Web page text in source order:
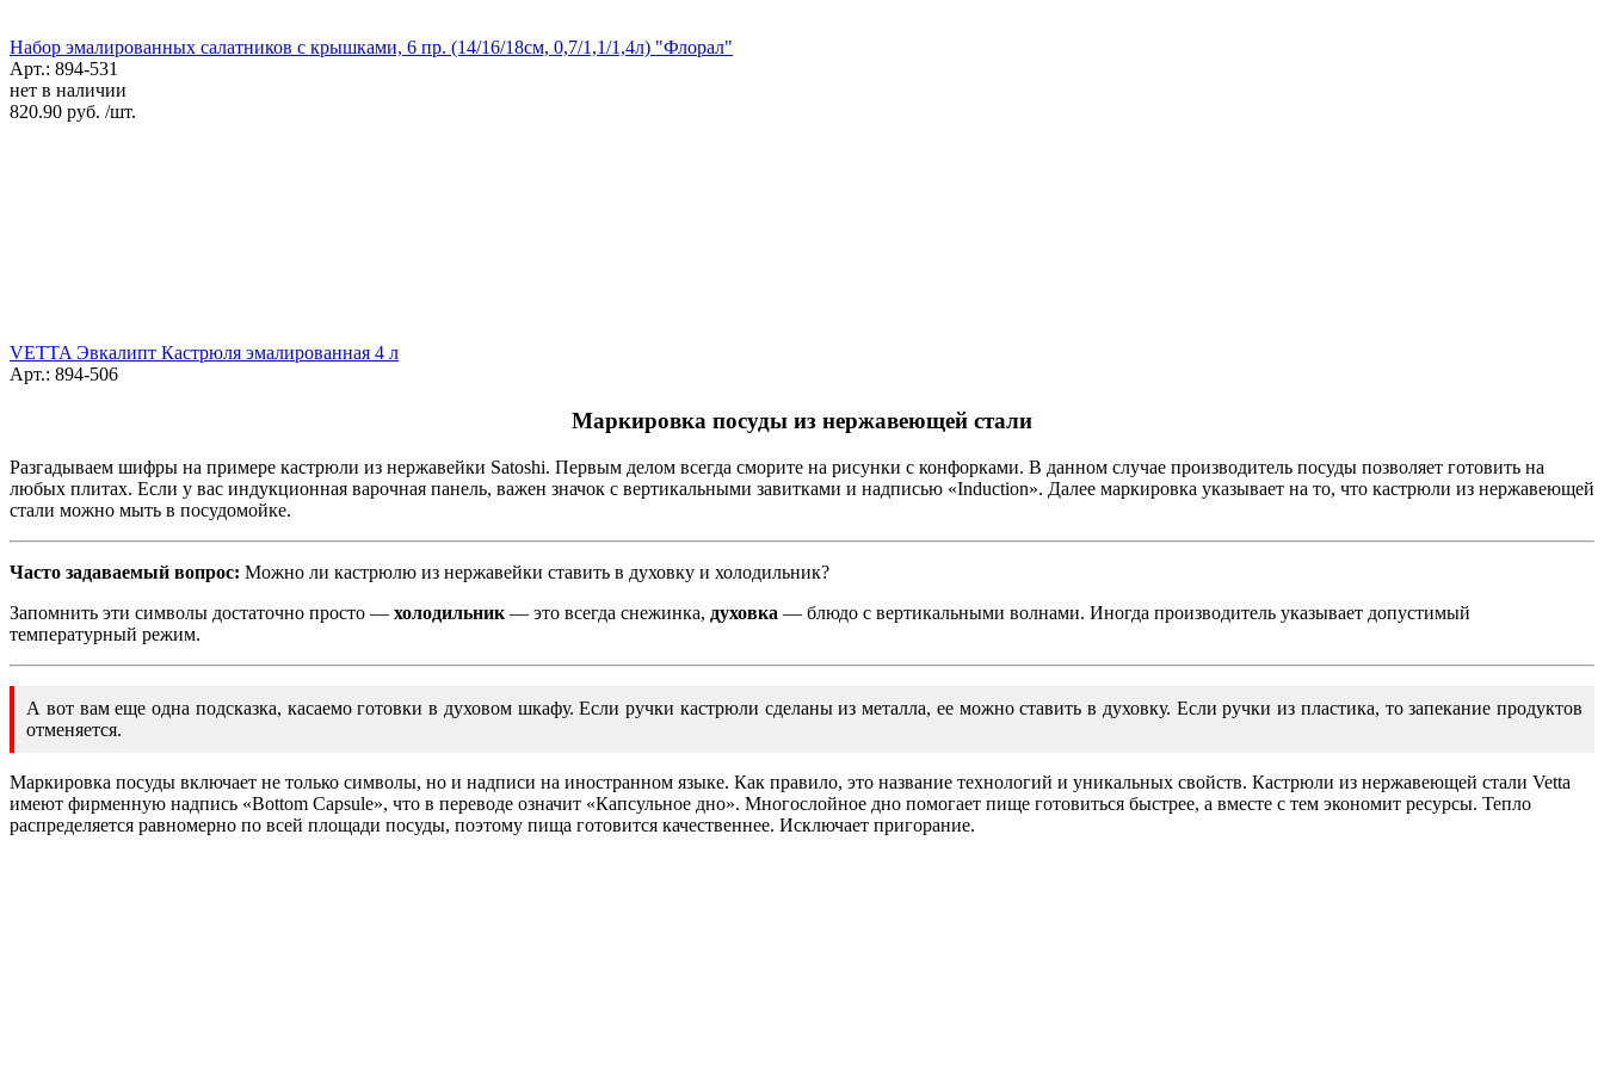
Набор эмалированных салатников с крышками, 6 пр. (14/16/18см, 0,7/1,1/1,4л) "Флорал"
Арт.: 894-531
нет в наличии
820.90 руб. /шт.
VETTA Эвкалипт Кастрюля эмалированная 4 л
Арт.: 894-506
Маркировка посуды из нержавеющей стали
Разгадываем шифры на примере кастрюли из нержавейки Satoshi. Первым делом всегда сморите на рисунки с конфорками. В данном случае производитель посуды позволяет готовить на
любых плитах. Если у вас индукционная варочная панель, важен значок с вертикальными завитками и надписью «Induction». Далее маркировка указывает на то, что кастрюли из нержавеющей
стали можно мыть в посудомойке.
Часто задаваемый вопрос: Можно ли кастрюлю из нержавейки ставить в духовку и холодильник?
Запомнить эти символы достаточно просто — холодильник — это всегда снежинка, духовка — блюдо с вертикальными волнами. Иногда производитель указывает допустимый
температурный режим.
А вот вам еще одна подсказка, касаемо готовки в духовом шкафу. Если ручки кастрюли сделаны из металла, ее можно ставить в духовку. Если ручки из пластика, то запекание продуктов
отменяется.
Маркировка посуды включает не только символы, но и надписи на иностранном языке. Как правило, это название технологий и уникальных свойств. Кастрюли из нержавеющей стали Vetta
имеют фирменную надпись «Bottom Capsule», что в переводе означит «Капсульное дно». Многослойное дно помогает пище готовиться быстрее, а вместе с тем экономит ресурсы. Тепло
распределяется равномерно по всей площади посуды, поэтому пища готовится качественнее. Исключает пригорание.